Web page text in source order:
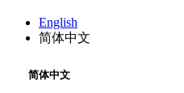
English
简体中文
简体中文